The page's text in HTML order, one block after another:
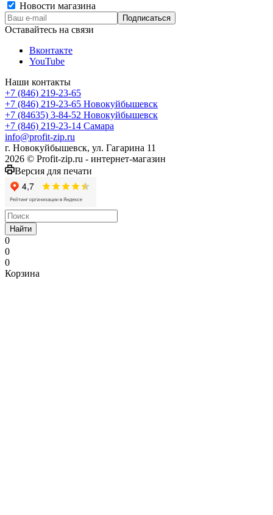
Новости магазина
Оставайтесь на связи
Вконтакте
YouTube
Наши контакты
+7 (846) 219-23-65
+7 (846) 219-23-65 Новокуйбышевск
+7 (84635) 3-84-52 Новокуйбышевск
+7 (846) 219-23-14 Самара
info@profit-zip.ru
г. Новокуйбышевск, ул. Гагарина 11
2026 © Profit-zip.ru - интернет-магазин
Версия для печати
Найти
0
0
0
Корзина